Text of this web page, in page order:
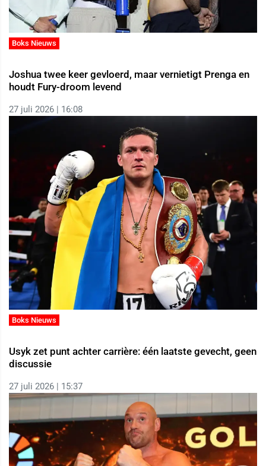
Boks Nieuws
Joshua twee keer gevloerd, maar vernietigt Prenga en
houdt Fury-droom levend
27 juli 2026 | 16:08
Boks Nieuws
Usyk zet punt achter carrière: één laatste gevecht, geen
discussie
27 juli 2026 | 15:37